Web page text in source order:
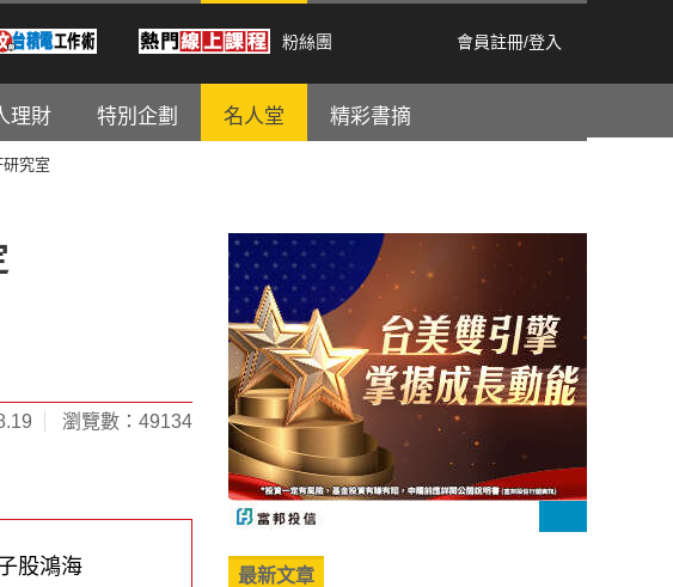
粉絲團 會員註冊/登入
理財 特別企劃 名人堂 精彩書摘
究室
瀏覽數：49134
股鴻海
最新文章